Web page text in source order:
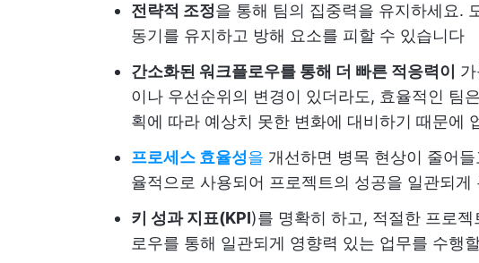
전략적 조정을 통해 팀의 집중력을 유지하세요.
동기를 유지하고 방해 요소를 피할 수 있습니다
간소화된 워크플로우를 통해 더 빠른 적응력이
이나 우선순위의 변경이 있더라도, 효율적인 팀
획에 따라 예상치 못한 변화에 대비하기 때문에
프로세스 효율성을 개선하면 병목 현상이 줄어
율적으로 사용되어 프로젝트의 성공을 일관되게
키 성과 지표(KPI)를 명확히 하고, 적절한 프로
로우를 통해 일관되게 영향력 있는 업무를 수행